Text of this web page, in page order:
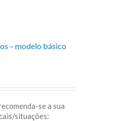
– modelo básico
se a sua
situações: